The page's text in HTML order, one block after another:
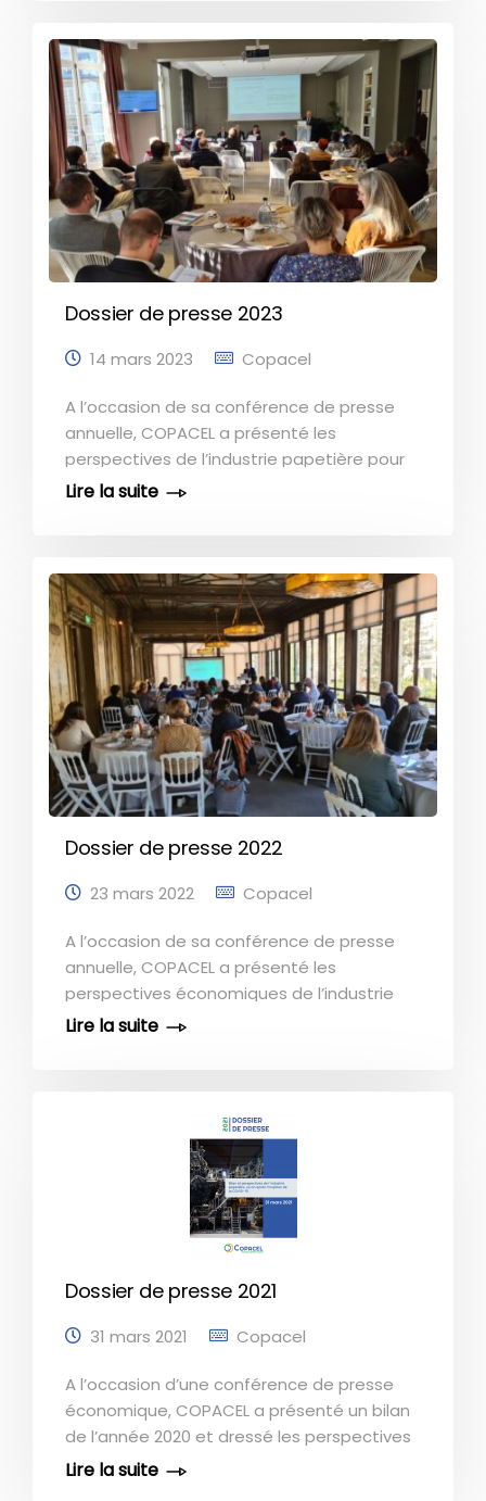
plaide par ailleurs pour une réorientation
des politiques communautaires à
l’occasion des élections européennes, afin
de favoriser la compétitivité des industries.
Télécharger le dossier de presse
Dossier de presse 2023
14 mars 2023 Copacel
A l’occasion de sa conférence de presse
annuelle, COPACEL a présenté les
perspectives de l’industrie papetière pour
2023, dans un environnement économique
chiffre d’affaires) Toutes les familles de
papiers et cartons ont connu une hausse
de leur prix de vente L’outil industriel a
poursuivi son évolution : accroissement de
la capacité de production des papiers et
cartons d’emballage, réduction de la
production des papiers graphiques L’année
2022 a été marqué par une hausse
considérable des coûts de l’énergie et des
matières [...]
Dossier de presse 2022
23 mars 2022 Copacel
A l’occasion de sa conférence de presse
annuelle, COPACEL a présenté les
perspectives économiques de l’industrie
papetière en 2022, après le fort rebond
entreprises papetières françaises devront
faire face en 2022 à plusieurs risques liés
pour certains d’entre eux au conflit en
Ukraine : - Le maintien durable des prix de
l’énergie élevés - Le renchérissement de
différentes matières premières (bois,
amidon) - Une décélération (plus ou moins
brutale) de consommation causée par la
combination de l’inflation et du conflit en
Dossier de presse 2021
31 mars 2021 Copacel
A l’occasion d’une conférence de presse
économique, COPACEL a présenté un bilan
de l’année 2020 et dressé les perspectives
de croissance de l’industrie papetière face